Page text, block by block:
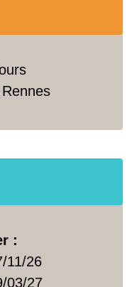
:
11/26
03/27